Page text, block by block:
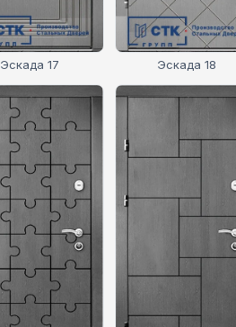
Эскада 17 Эскада 18